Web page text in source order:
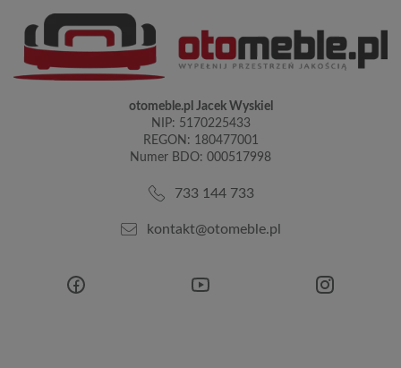
otomeble.pl Jacek Wyskiel
NIP: 5170225433
REGON: 180477001
Numer BDO: 000517998
733 144 733
kontakt@otomeble.pl